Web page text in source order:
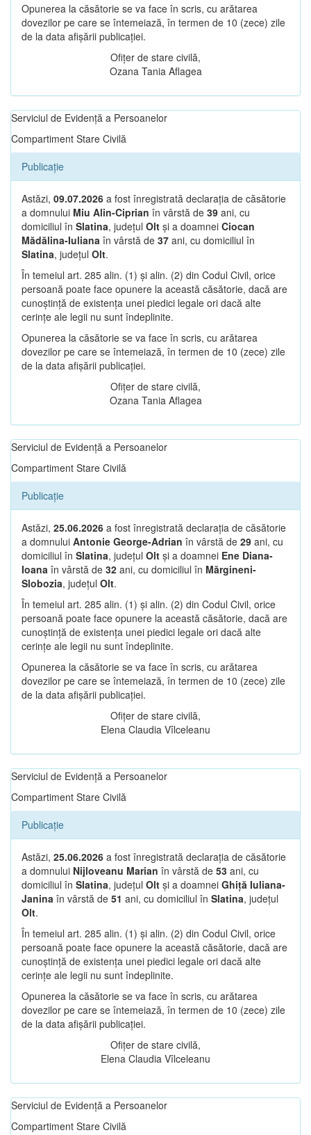
Opunerea la căsătorie se va face în scris, cu arătarea
dovezilor pe care se întemeiază, în termen de 10 (zece) zile
de la data afișării publicației.
Ofițer de stare civilă,
Ozana Tania Aflagea
Serviciul de Evidență a Persoanelor
Compartiment Stare Civilă
Publicație
Astăzi, 09.07.2026 a fost înregistrată declarația de căsătorie
a domnului Miu Alin-Ciprian în vârstă de 39 ani, cu
domiciliul în Slatina, județul Olt și a doamnei Ciocan
Mădălina-Iuliana în vârstă de 37 ani, cu domiciliul în
Slatina, județul Olt.
În temeiul art. 285 alin. (1) și alin. (2) din Codul Civil, orice
persoană poate face opunere la această căsătorie, dacă are
cunoștință de existența unei piedici legale ori dacă alte
cerințe ale legii nu sunt îndeplinite.
Opunerea la căsătorie se va face în scris, cu arătarea
dovezilor pe care se întemeiază, în termen de 10 (zece) zile
de la data afișării publicației.
Ofițer de stare civilă,
Ozana Tania Aflagea
Serviciul de Evidență a Persoanelor
Compartiment Stare Civilă
Publicație
Astăzi, 25.06.2026 a fost înregistrată declarația de căsătorie
a domnului Antonie George-Adrian în vârstă de 29 ani, cu
domiciliul în Slatina, județul Olt și a doamnei Ene Diana-
Ioana în vârstă de 32 ani, cu domiciliul în Mărgineni-
Slobozia, județul Olt.
În temeiul art. 285 alin. (1) și alin. (2) din Codul Civil, orice
persoană poate face opunere la această căsătorie, dacă are
cunoștință de existența unei piedici legale ori dacă alte
cerințe ale legii nu sunt îndeplinite.
Opunerea la căsătorie se va face în scris, cu arătarea
dovezilor pe care se întemeiază, în termen de 10 (zece) zile
de la data afișării publicației.
Ofițer de stare civilă,
Elena Claudia Vîlceleanu
Serviciul de Evidență a Persoanelor
Compartiment Stare Civilă
Publicație
Astăzi, 25.06.2026 a fost înregistrată declarația de căsătorie
a domnului Nijloveanu Marian în vârstă de 53 ani, cu
domiciliul în Slatina, județul Olt și a doamnei Ghiță Iuliana-
Janina în vârstă de 51 ani, cu domiciliul în Slatina, județul
Olt.
În temeiul art. 285 alin. (1) și alin. (2) din Codul Civil, orice
persoană poate face opunere la această căsătorie, dacă are
cunoștință de existența unei piedici legale ori dacă alte
cerințe ale legii nu sunt îndeplinite.
Opunerea la căsătorie se va face în scris, cu arătarea
dovezilor pe care se întemeiază, în termen de 10 (zece) zile
de la data afișării publicației.
Ofițer de stare civilă,
Elena Claudia Vîlceleanu
Serviciul de Evidență a Persoanelor
Compartiment Stare Civilă